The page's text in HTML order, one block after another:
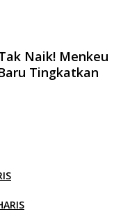
Naik! Menkeu
Tingkatkan